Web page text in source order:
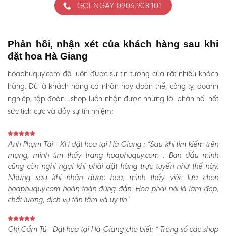
GỌI NGAY 0906.908.101
Phản hồi, nhận xét của khách hàng sau khi
đặt hoa Hà Giang
hoaphuquy.com đã luôn được sự tin tưởng của rất nhiều khách
hàng. Dù là khách hàng cá nhân hay đoàn thể, công ty, doanh
nghiệp, tập đoàn…shop luôn nhận được những lời phản hồi hết
sức tích cực và đầy sự tín nhiệm:
Anh Phạm Tài - KH đặt hoa tại Hà Giang :“Sau khi tìm kiếm trên
mạng, mình tìm thấy trang hoaphuquy.com . Ban đầu mình
cũng còn nghi ngại khi phải đặt hàng trực tuyến như thế này.
Nhưng sau khi nhận được hoa, mình thấy việc lựa chọn
hoaphuquy.com hoàn toàn đúng đắn. Hoa phải nói là làm đẹp,
chất lượng, dịch vụ tận tâm và uy tín"
Chị Cẩm Tú - Đặt hoa tại Hà Giang cho biết:“ Trong số các shop